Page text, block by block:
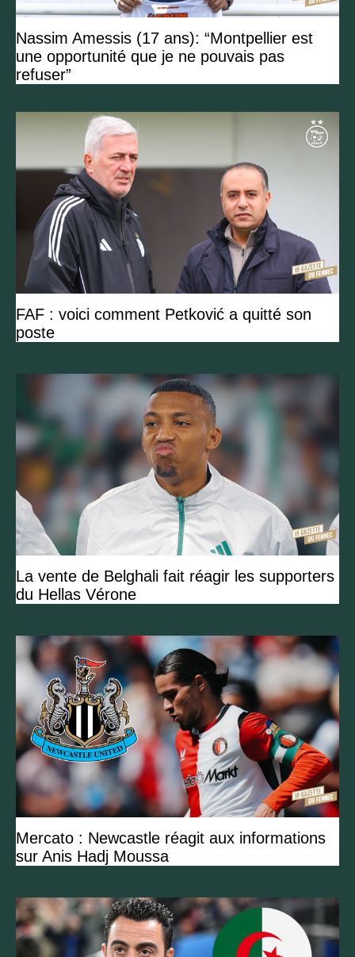
Nassim Amessis (17 ans): “Montpellier est
une opportunité que je ne pouvais pas
refuser”
FAF : voici comment Petković a quitté son
poste
La vente de Belghali fait réagir les supporters
du Hellas Vérone
Mercato : Newcastle réagit aux informations
sur Anis Hadj Moussa